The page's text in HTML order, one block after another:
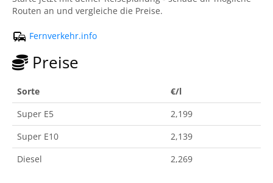
Routen an und vergleiche die Preise.
Fernverkehr.info
Preise
Sorte
€/l
Super E5
2,199
Super E10
2,139
Diesel
2,269